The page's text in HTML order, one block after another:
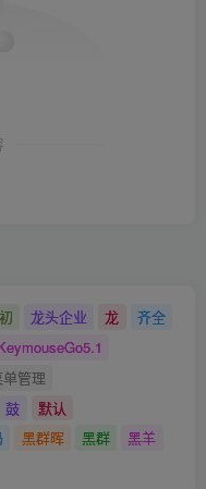
龙头企业 龙
齐全
管理
鼓
默认
黑群晖 黑群
黑羊